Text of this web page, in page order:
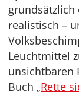
realistisch –
Leuchtmittel
unsichtbaren
Buch „Rette